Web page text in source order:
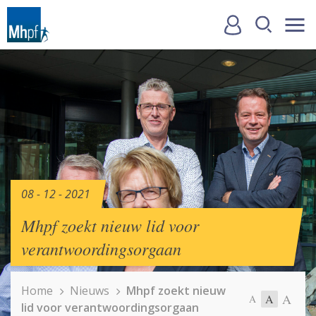
08 - 12 - 2021
Mhpf zoekt nieuw lid voor
verantwoordingsorgaan
Home Nieuws
Mhpf zoekt nieuw
lid voor verantwoordingsorgaan
A A A